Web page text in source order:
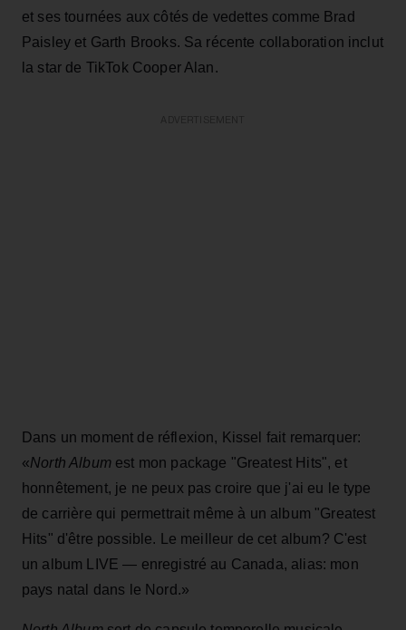
et ses tournées aux côtés de vedettes comme Brad
Paisley et Garth Brooks. Sa récente collaboration inclut
la star de TikTok Cooper Alan.
Dans un moment de réflexion, Kissel fait remarquer:
«North Albumest mon package "Greatest Hits", et
honnêtement, je ne peux pas croire que j'ai eu le type
de carrière qui permettrait même à un album "Greatest
Hits" d'être possible. Le meilleur de cet album? C'est
un album LIVE — enregistré au Canada, alias: mon
pays natal dans le Nord.»